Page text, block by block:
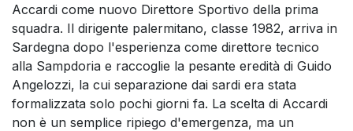
Accardi come nuovo Direttore Sportivo della prima
squadra. Il dirigente palermitano, classe 1982, arriva in
Sardegna dopo l'esperienza come direttore tecnico
alla Sampdoria e raccoglie la pesante eredità di Guido
Angelozzi, la cui separazione dai sardi era stata
formalizzata solo pochi giorni fa. La scelta di Accardi
non è un semplice ripiego d'emergenza, ma un